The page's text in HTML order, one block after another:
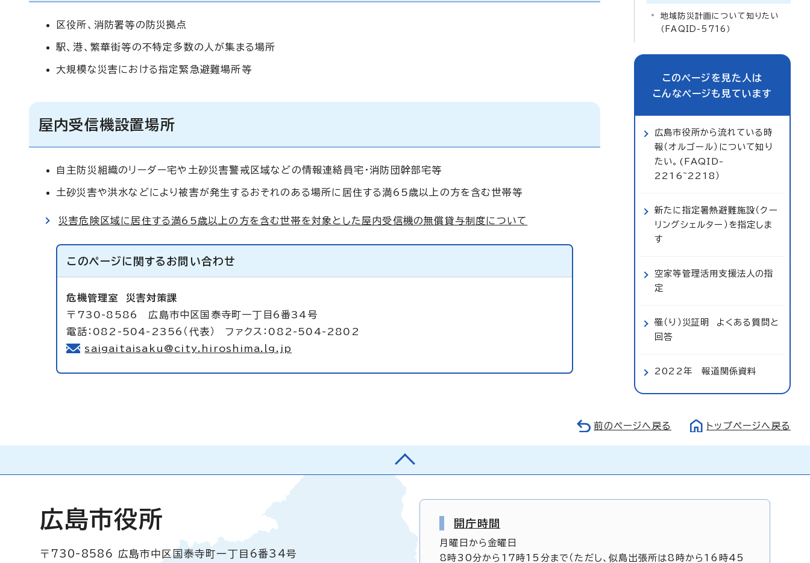
区役所、消防署等の防災拠点
駅、港、繁華街等の不特定多数の人が集まる場所
大規模な災害における指定緊急避難場所等
屋内受信機設置場所
自主防災組織のリーダー宅や土砂災害警戒区域などの情報連絡員宅・消防団幹部宅等
土砂災害や洪水などにより被害が発生するおそれのある場所に居住する満65歳以上の方を含む世帯等
災害危険区域に居住する満65歳以上の方を含む世帯を対象とした屋内受信機の無償貸与制度について
このページに関する お問い合わせ
危機管理室 災害対策課
〒730-8586 広島市中区国泰寺町一丁目6番34号
電話：082-504-2356（代表） ファクス：082-504-2802
saigaitaisaku@city.hiroshima.lg.jp
地域防災計画について知りたい
（FAQID-5716）
このページを見た人は
こんなページも見ています
広島市役所から流れている時
報（オルゴール）について知り
たい。(FAQID-
2216~2218）
新たに指定暑熱避難施設（クー
リングシェルター）を指定しま
す
空家等管理活用支援法人の指
定
罹（り）災証明 よくある質問と
回答
2022年 報道関係資料
前のページへ戻る トップページへ戻る
広島市役所
〒730-8586 広島市中区国泰寺町一丁目6番34号
開庁時間
月曜日から金曜日
8時30分から17時15分まで（ただし、似島出張所は8時から16時45